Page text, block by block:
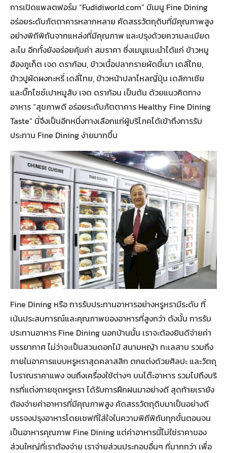
การเปิดแพลตฟอร์ม “Fudidiworld.com” มีเมนู Fine Dining
อร่อยระดับภัตตาคารหลากหลาย คัดสรรวัตถุดิบที่มีคุณภาพสูง
อย่างพิถีพิถันจากแหล่งที่มีคุณภาพ และปรุงด้วยความละเมียด
ละไม อีกทั้งยังอร่อยคุ้มค่า สมราคา ซึ่งเมนูแนะนำได้แก่ ข้าวหมู
ฮ้องภูเก็ต เจด ดราก้อน, ข้าวเนื้อปลากรายผัดขี้เมา เดลี่ไทย,
ข้าวปูผัดผงกะหรี่ เดลี่ไทย, ข้าวหน้าปลาไหลญี่ปุ่น เดลิกาเซีย
และบิ๊กไซซ์เปาหมูสับ เจด ดราก้อน เป็นต้น ด้วยแนวคิดทาง
อาหาร “สุขภาพดี อร่อยระดับภัตตาคาร Healthy Fine Dining
Taste” นี่จึงเป็นอีกหนึ่งทางเลือกแก่ผู้บริโภคได้เข้าถึงการรับ
ประทาน Fine Dining ง่ายมากขึ้น
Fine Dining หรือ การรับประทานอาหารอย่างหรูหรามีระดับ ที่
เน้นประสบการณ์และคุณภาพของอาหารที่สูงกว่า ดังนั้น การรับ
ประทานอาหาร Fine Dining นอกบ้านนั้น เราจะต้องยินดีจ่ายค่า
บรรยากาศ ไม่ว่าจะเป็นสวนดอกไม้ สนามหญ้า ทะเลสาบ รวมถึง
ภายในอาคารแบบหรูหราสุดคลาสสิก ตกแต่งด้วยศิลปะ และวัตถุ
โบราณราคาแพง จนถึงเครื่องใช้ต่างๆ บนโต๊ะอาหาร รวมไปถึงบริ
กรที่แต่งกายชุดหรูหรา ได้รับการฝึกฝนมาอย่างดี สุดท้ายเรายัง
ต้องจ่ายค่าอาหารที่มีคุณภาพสูง คัดสรรวัตถุดิบมาเป็นอย่างดี
บรรจงปรุงอาหารโดยเชฟที่ใส่ใจในความพิถีพิถันทุกขั้นตอนจน
เป็นอาหารคุณภาพ Fine Dining แต่ค่าอาหารนี้ไม่ใช่ราคาของ
ส่วนใหญ่ที่เราตัองจ่าย เราจ่ายส่วนประกอบอื่นๆ ที่มากกว่า เพื่อ